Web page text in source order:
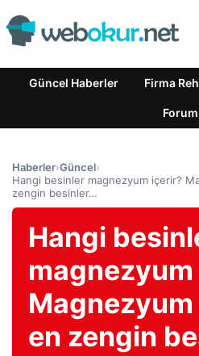
Güncel Haberler Firma
Forum
Haberler›Güncel›
Hangi besinler magnezyum içerir?
zengin besinler…
Hangi
Magnezyum
en zengin